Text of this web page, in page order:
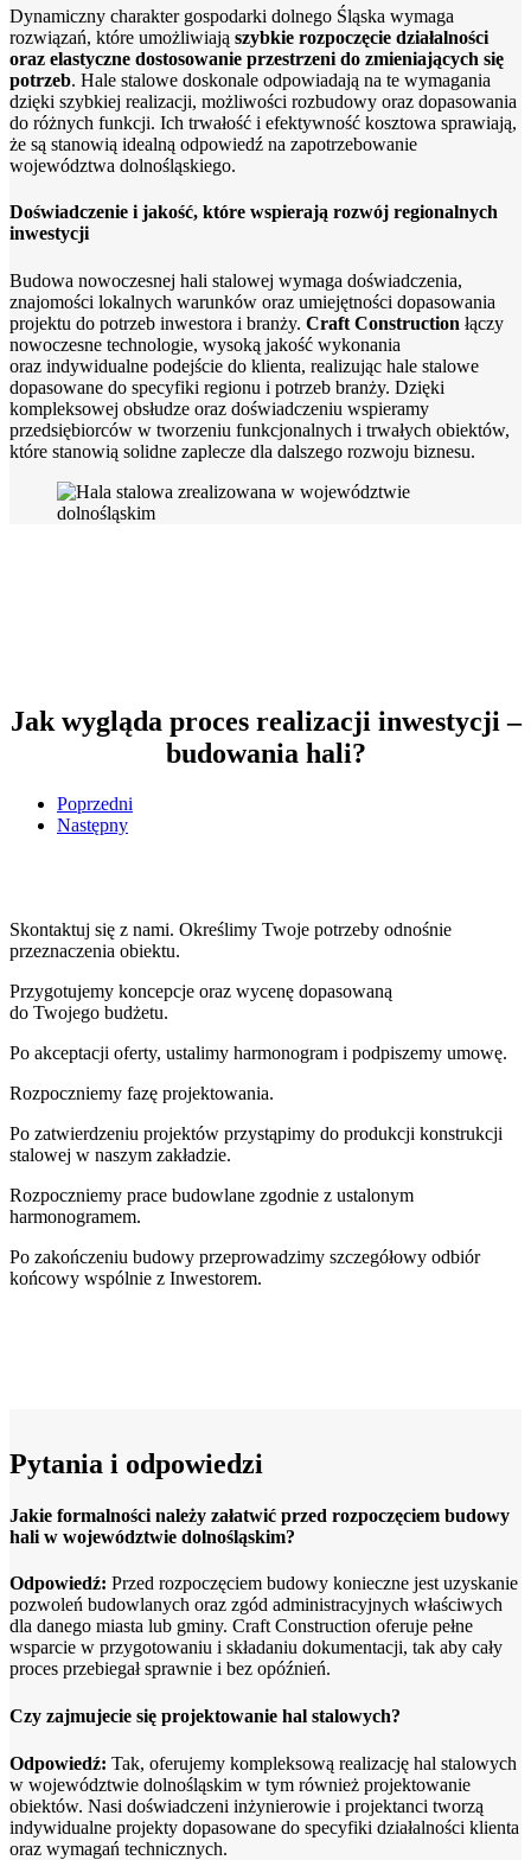
Dynamiczny charakter gospodarki dolnego Śląska wymaga
rozwiązań, które umożliwiają szybkie rozpoczęcie działalności
oraz elastyczne dostosowanie przestrzeni do zmieniających się
potrzeb. Hale stalowe doskonale odpowiadają na te wymagania
dzięki szybkiej realizacji, możliwości rozbudowy oraz dopasowania
do różnych funkcji. Ich trwałość i efektywność kosztowa sprawiają,
że są stanowią idealną odpowiedź na zapotrzebowanie
województwa dolnośląskiego.
Doświadczenie i jakość, które wspierają rozwój regionalnych
inwestycji
Budowa nowoczesnej hali stalowej wymaga doświadczenia,
znajomości lokalnych warunków oraz umiejętności dopasowania
projektu do potrzeb inwestora i branży. Craft Construction łączy
nowoczesne technologie, wysoką jakość wykonania
oraz indywidualne podejście do klienta, realizując hale stalowe
dopasowane do specyfiki regionu i potrzeb branży. Dzięki
kompleksowej obsłudze oraz doświadczeniu wspieramy
przedsiębiorców w tworzeniu funkcjonalnych i trwałych obiektów,
które stanowią solidne zaplecze dla dalszego rozwoju biznesu.
Jak wygląda proces realizacji inwestycji –
budowania hali?
Poprzedni
Następny
Skontaktuj się z nami. Określimy Twoje potrzeby odnośnie
przeznaczenia obiektu.
Przygotujemy koncepcje oraz wycenę dopasowaną
do Twojego budżetu.
Po akceptacji oferty, ustalimy harmonogram i podpiszemy umowę.
Rozpoczniemy fazę projektowania.
Po zatwierdzeniu projektów przystąpimy do produkcji konstrukcji
stalowej w naszym zakładzie.
Rozpoczniemy prace budowlane zgodnie z ustalonym
harmonogramem.
Po zakończeniu budowy przeprowadzimy szczegółowy odbiór
końcowy wspólnie z Inwestorem.
Pytania i odpowiedzi
Jakie formalności należy załatwić przed rozpoczęciem budowy
hali w województwie dolnośląskim?
Odpowiedź: Przed rozpoczęciem budowy konieczne jest uzyskanie
pozwoleń budowlanych oraz zgód administracyjnych właściwych
dla danego miasta lub gminy. Craft Construction oferuje pełne
wsparcie w przygotowaniu i składaniu dokumentacji, tak aby cały
proces przebiegał sprawnie i bez opóźnień.
Czy zajmujecie się projektowanie hal stalowych?
Odpowiedź: Tak, oferujemy kompleksową realizację hal stalowych
w województwie dolnośląskim w tym również projektowanie
obiektów. Nasi doświadczeni inżynierowie i projektanci tworzą
indywidualne projekty dopasowane do specyfiki działalności klienta
oraz wymagań technicznych.